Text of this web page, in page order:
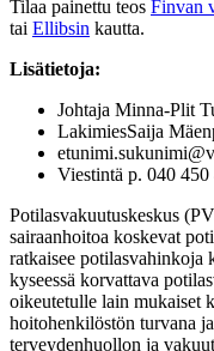
Tilaa painettu teos Finvan
tai Ellibsin kautta.
Lisätietoja:
Johtaja Minna-Plit
LakimiesSaija
Viestintä p. 040 450
Potilasvakuutuskeskus
sairaanhoitoa koskevat
ratkaisee potilasvahinkoja
kyseessä korvattava
oikeutetulle lain mukaiset
hoitohenkilöstön turvana
terveydenhuollon ja